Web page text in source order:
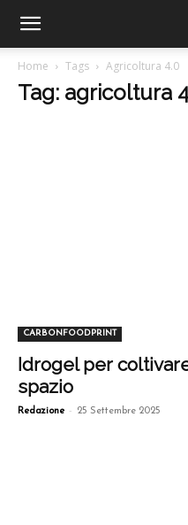
Home Tags Agricoltura 4.0
Tag: agricoltura
CARBONFOODPRINT
Idrogel per
spazio
Redazione - 25 Settembre 2025